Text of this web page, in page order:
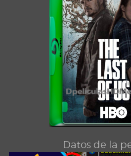
Datos de la